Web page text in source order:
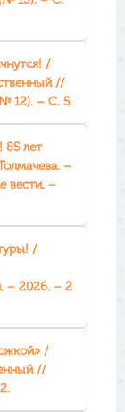
/
//
12). – С. 5.
85 лет
–
вести. –
/
– 2026. – 2
/
//